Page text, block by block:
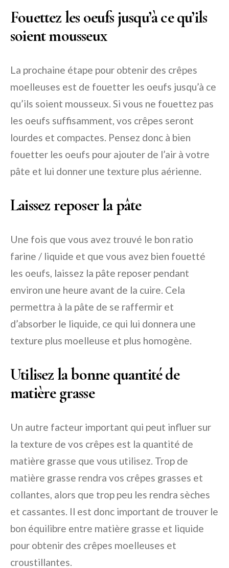
Fouettez les oeufs jusqu’à ce qu’ils
soient mousseux
La prochaine étape pour obtenir des crêpes
moelleuses est de fouetter les oeufs jusqu’à ce
qu’ils soient mousseux. Si vous ne fouettez pas
les oeufs suffisamment, vos crêpes seront
lourdes et compactes. Pensez donc à bien
fouetter les oeufs pour ajouter de l’air à votre
pâte et lui donner une texture plus aérienne.
Laissez reposer la pâte
Une fois que vous avez trouvé le bon ratio
farine / liquide et que vous avez bien fouetté
les oeufs, laissez la pâte reposer pendant
environ une heure avant de la cuire. Cela
permettra à la pâte de se raffermir et
d’absorber le liquide, ce qui lui donnera une
texture plus moelleuse et plus homogène.
Utilisez la bonne quantité de
matière grasse
Un autre facteur important qui peut influer sur
la texture de vos crêpes est la quantité de
matière grasse que vous utilisez. Trop de
matière grasse rendra vos crêpes grasses et
collantes, alors que trop peu les rendra sèches
et cassantes. Il est donc important de trouver le
bon équilibre entre matière grasse et liquide
pour obtenir des crêpes moelleuses et
croustillantes.